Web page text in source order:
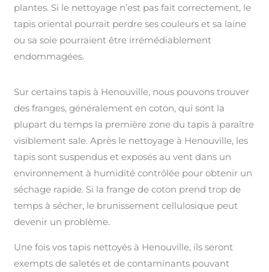
plantes. Si le nettoyage n’est pas fait correctement, le
tapis oriental pourrait perdre ses couleurs et sa laine
ou sa soie pourraient être irrémédiablement
endommagées.
Sur certains tapis à Henouville, nous pouvons trouver
des franges, généralement en coton, qui sont la
plupart du temps la première zone du tapis à paraître
visiblement sale. Après le nettoyage à Henouville, les
tapis sont suspendus et exposés au vent dans un
environnement à humidité contrôlée pour obtenir un
séchage rapide. Si la frange de coton prend trop de
temps à sécher, le brunissement cellulosique peut
devenir un problème.
Une fois vos tapis nettoyés à Henouville, ils seront
exempts de saletés et de contaminants pouvant